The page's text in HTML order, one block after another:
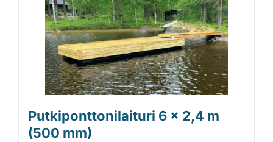
Putkiponttonilaituri 6 x 2,4 m
(500 mm)